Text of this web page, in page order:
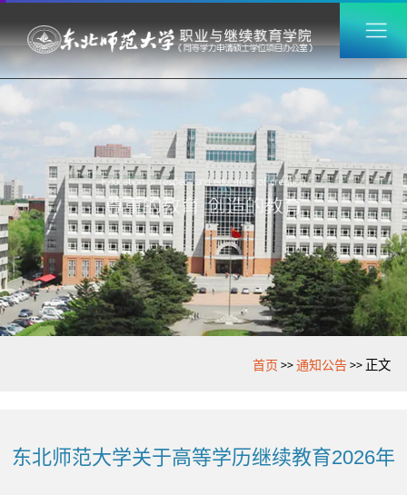
首页 >>通知公告>> 正文
东北师范大学关于高等学历继续教育2026年